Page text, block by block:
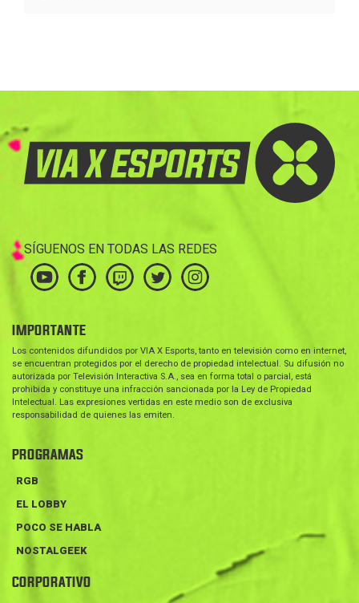
SÍGUENOS EN TODAS LAS REDES
IMPORTANTE
Los contenidos difundidos por VIA X Esports, tanto en televisión como en internet,
se encuentran protegidos por el derecho de propiedad intelectual. Su difusión no
autorizada por Televisión Interactiva S.A., sea en forma total o parcial, está
prohibida y constituye una infracción sancionada por la Ley de Propiedad
Intelectual. Las expresiones vertidas en este medio son de exclusiva
responsabilidad de quienes las emiten.
PROGRAMAS
RGB
EL LOBBY
POCO SE HABLA
NOSTALGEEK
CORPORATIVO